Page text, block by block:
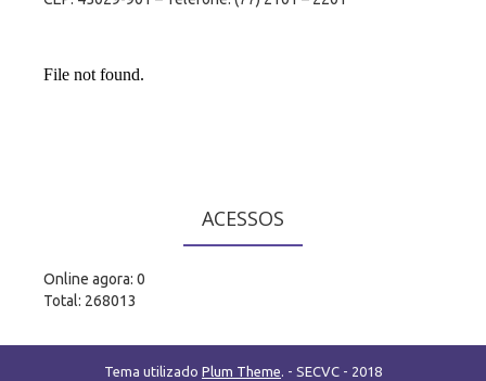
ACESSOS
Online agora: 0
Total: 268013
Tema utilizado Plum Theme. - SECVC - 2018